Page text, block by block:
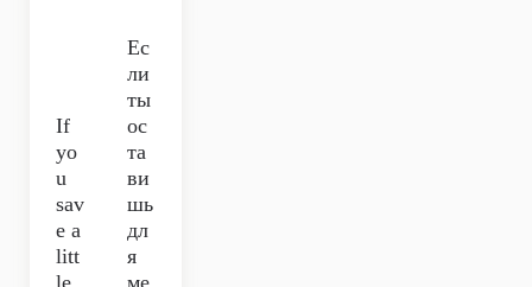
If
yo
u
sav
e a
litt
le
Ес
ли
ты
ос
та
ви
шь
дл
я
ме